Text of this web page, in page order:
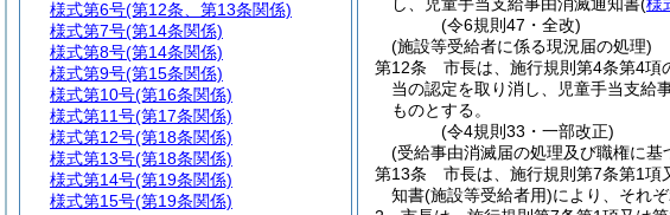
(令6規則47・全改)
(施設等受給者に係る現況届の処理)
第12条
市長は、施行規則第4条第4項
当の認定を取り消し、児童手当支給
ものとする。
(令4規則33・一部改正)
(受給事由消滅届の処理及び職権に基
第13条
市長は、施行規則第7条第1項
知書(施設等受給者用)により、それ
様式第6号(第12条、第13条関係)
様式第7号(第14条関係)
様式第8号(第14条関係)
様式第9号(第15条関係)
様式第10号(第16条関係)
様式第11号(第17条関係)
様式第12号(第18条関係)
様式第13号(第18条関係)
様式第14号(第19条関係)
様式第15号(第19条関係)